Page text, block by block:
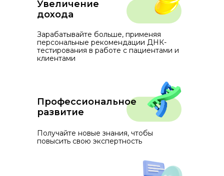
Увеличение
дохода
Зарабатывайте больше, применяя
персональные рекомендации ДНК-
тестирования в работе с пациентами и
клиентами
Профессиональное
развитие
Получайте новые знания, чтобы
повысить свою экспертность